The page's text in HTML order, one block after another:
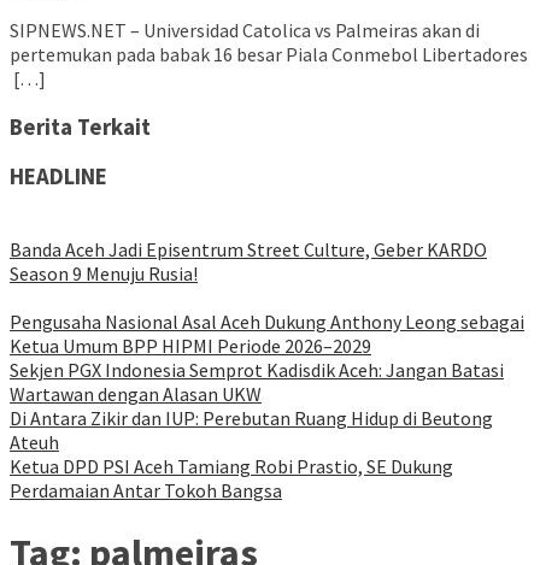
SIPNEWS.NET – Universidad Catolica vs Palmeiras akan di
pertemukan pada babak 16 besar Piala Conmebol Libertadores
[…]
Berita Terkait
HEADLINE
Banda Aceh Jadi Episentrum Street Culture, Geber KARDO
Season 9 Menuju Rusia!
Pengusaha Nasional Asal Aceh Dukung Anthony Leong sebagai
Ketua Umum BPP HIPMI Periode 2026–2029
Sekjen PGX Indonesia Semprot Kadisdik Aceh: Jangan Batasi
Wartawan dengan Alasan UKW
Di Antara Zikir dan IUP: Perebutan Ruang Hidup di Beutong
Ateuh
Ketua DPD PSI Aceh Tamiang Robi Prastio, SE Dukung
Perdamaian Antar Tokoh Bangsa
Tag: palmeiras